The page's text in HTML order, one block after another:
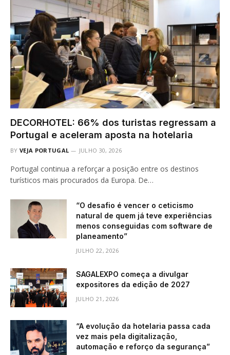
DECORHOTEL: 66% dos turistas regressam a
Portugal e aceleram aposta na hotelaria
BY VEJA PORTUGAL JULHO 30, 2026
Portugal continua a reforçar a posição entre os destinos
turísticos mais procurados da Europa. De…
“O desafio é vencer o ceticismo
natural de quem já teve experiências
menos conseguidas com software de
planeamento”
JULHO 22, 2026
SAGALEXPO começa a divulgar
expositores da edição de 2027
JULHO 21, 2026
“A evolução da hotelaria passa cada
vez mais pela digitalização,
automação e reforço da segurança”